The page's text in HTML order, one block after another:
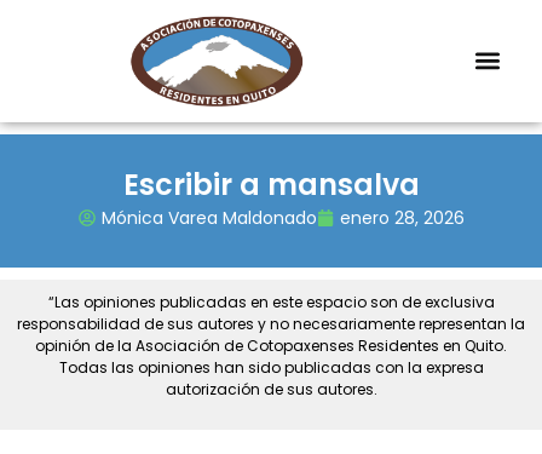
Escribir a mansalva
Mónica Varea Maldonado enero 28, 2026
“Las opiniones publicadas en este espacio son de exclusiva
responsabilidad de sus autores y no necesariamente representan la
opinión de la Asociación de Cotopaxenses Residentes en Quito.
Todas las opiniones han sido publicadas con la expresa
autorización de sus autores.